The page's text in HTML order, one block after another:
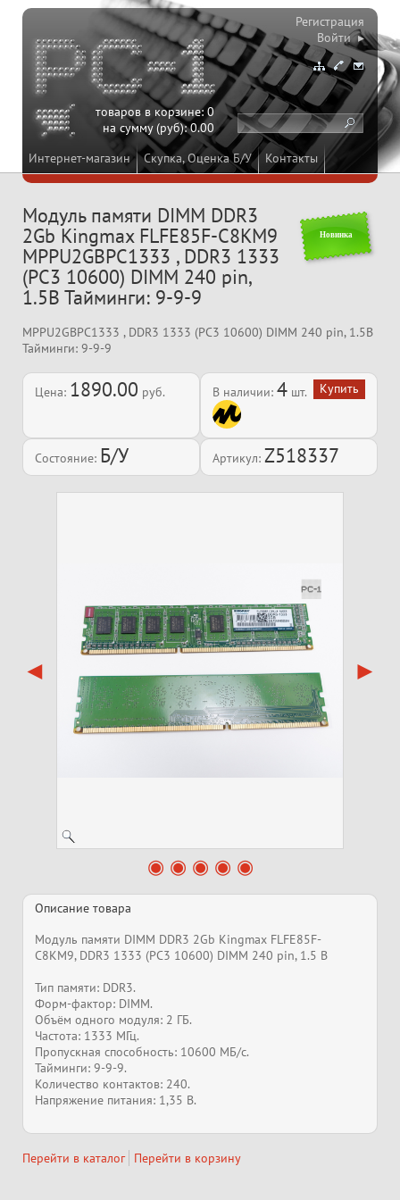
Интернет-магазин Скупка, Оценка Б/У Контакты
товаров в корзине:0
на сумму (руб):0.00
Регистрация
Войти ▸
Новинка
Модуль памяти DIMM DDR3
2Gb Kingmax FLFE85F-C8KM9
MPPU2GBPC1333 , DDR3 1333
(PC3 10600) DIMM 240 pin,
1.5В Тайминги: 9-9-9
MPPU2GBPC1333 , DDR3 1333 (PC3 10600) DIMM 240 pin, 1.5В
Тайминги: 9-9-9
Цена: 1890.00 руб. В наличии: 4 шт.
Состояние: Б/У Артикул: Z518337
Описание товара
Модуль памяти DIMM DDR3 2Gb Kingmax FLFE85F-
C8KM9, DDR3 1333 (PC3 10600) DIMM 240 pin, 1.5 В
Тип памяти: DDR3.
Форм-фактор: DIMM.
Объём одного модуля: 2 ГБ.
Частота: 1333 МГц.
Пропускная способность: 10600 МБ/с.
Тайминги: 9-9-9.
Количество контактов: 240.
Напряжение питания: 1,35 В.
Перейти в каталог Перейти в корзину